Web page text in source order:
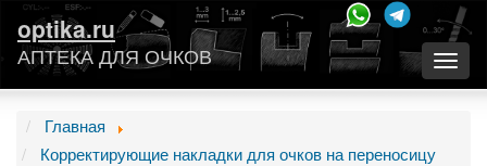
optika.ru
АПТЕКА ДЛЯ ОЧКОВ
Главная
Корректирующие накладки для очков на переносицу